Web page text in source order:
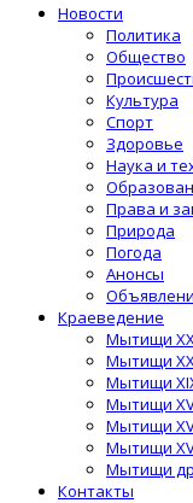
Новости
Политика
Общество
Культура
Спорт
Здоровье
Наука и
Права и
Природа
Погода
Анонсы
Краеведение
Мытищи
Мытищи
Мытищи
Мытищи
Мытищи
Мытищи
Мытищи
Контакты